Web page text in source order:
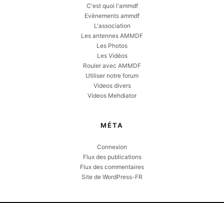
C'est quoi l'ammdf
Evènements ammdf
L'association
Les antennes AMMDF
Les Photos
Les Vidéos
Rouler avec AMMDF
Utiliser notre forum
Videos divers
Videos Mehdiator
MÉTA
Connexion
Flux des publications
Flux des commentaires
Site de WordPress-FR